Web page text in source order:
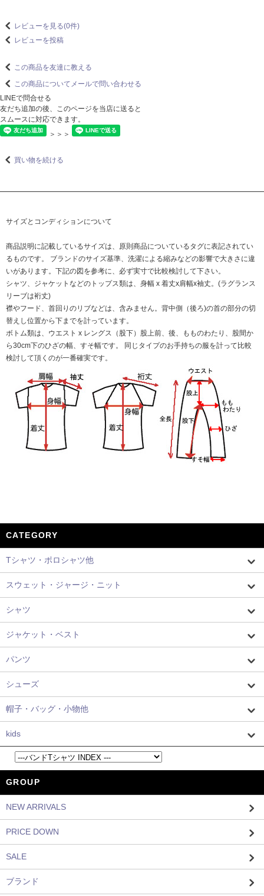
レビューを見る(0件)
レビューを投稿
この商品を友達に教える
この商品についてメールで問い合わせる
LINEで問合せる
友だち追加の後、このページを当店に送ると
スムースに対応できます。
＞＞＞
買い物を続ける
サイズとコンディションについて
商品説明に記載しているサイズは、原則商品についているタグに表記されてい
るものです。 ブランドのサイズ基準、洗濯による縮みなどの影響で大きさに違
いがあります。下記の図を参考に、必ず実寸で比較検討して下さい。
シャツ、ジャケットなどのトップス類は、身幅 x 着丈x肩幅x袖丈。(ラグランス
リーブは裄丈)
襟やフード、首回りのリブなどは、含みません。背中側（後ろ)の首の部分の切
替えし位置から下までを計っています。
ボトム類は、ウエスト x レングス（股下）股上前、後、もものわたり、股間か
ら30cm下のひざの幅、すそ幅です。 同じタイプのお手持ちの服を計って比較
検討して頂くのが一番確実です。
CATEGORY
Tシャツ・ポロシャツ他
スウェット・ジャージ・ニット
シャツ
ジャケット・ベスト
パンツ
シューズ
帽子・バッグ・小物他
kids
GROUP
NEW ARRIVALS
PRICE DOWN
SALE
ブランド